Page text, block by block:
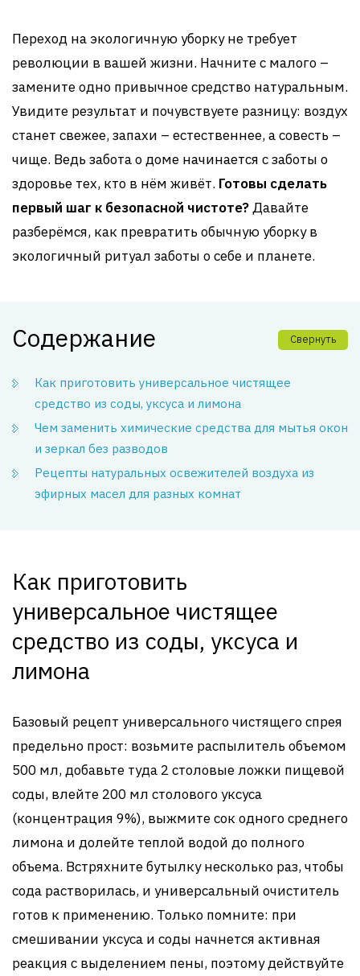
Переход на экологичную уборку не требует
революции в вашей жизни. Начните с малого –
замените одно привычное средство натуральным.
Увидите результат и почувствуете разницу: воздух
станет свежее, запахи – естественнее, а совесть –
чище. Ведь забота о доме начинается с заботы о
здоровье тех, кто в нём живёт. Готовы сделать
первый шаг к безопасной чистоте?Давайте
разберёмся, как превратить обычную уборку в
экологичный ритуал заботы о себе и планете.
Содержание Свернуть
Как приготовить универсальное чистящее
средство из соды, уксуса и лимона
Чем заменить химические средства для мытья окон
и зеркал без разводов
Рецепты натуральных освежителей воздуха из
эфирных масел для разных комнат
Как приготовить
универсальное чистящее
средство из соды, уксуса и
лимона
Базовый рецепт универсального чистящего спрея
предельно прост: возьмите распылитель объемом
500 мл, добавьте туда 2 столовые ложки пищевой
соды, влейте 200 мл столового уксуса
(концентрация 9%), выжмите сок одного среднего
лимона и долейте теплой водой до полного
объема. Встряхните бутылку несколько раз, чтобы
сода растворилась, и универсальный очиститель
готов к применению. Только помните: при
смешивании уксуса и соды начнется активная
реакция с выделением пены, поэтому действуйте